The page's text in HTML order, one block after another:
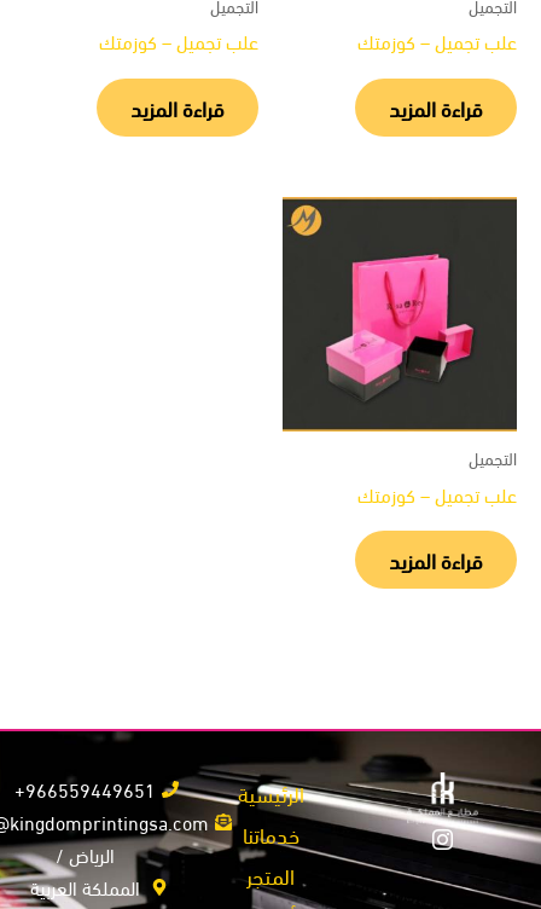
تجميل – كوزمتك
قراءة المزيد
علب تجميل – كوزمتك
قراءة المزيد
تجميل – كوزمتك
قراءة المزيد
الرئيسية
خدماتنا
المتجر
966559449651+
info@kingdomprintingsa.com
الرياض /
المملكة العربية